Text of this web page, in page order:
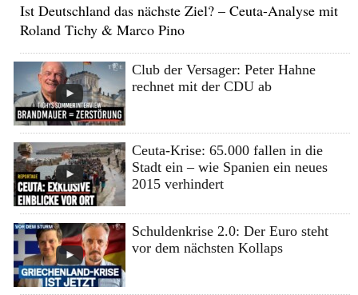
Ist Deutschland das nächste Ziel? – Ceuta-Analyse mit
Roland Tichy & Marco Pino
Club der Versager: Peter Hahne
rechnet mit der CDU ab
Ceuta-Krise: 65.000 fallen in die
Stadt ein – wie Spanien ein neues
2015 verhindert
Schuldenkrise 2.0: Der Euro steht
vor dem nächsten Kollaps